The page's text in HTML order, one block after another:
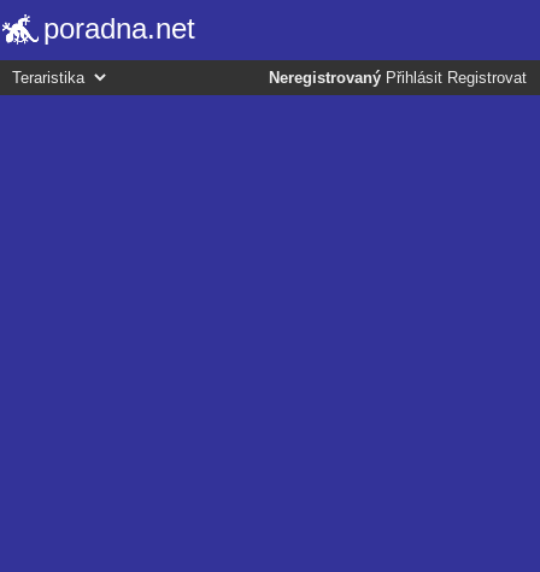
poradna.net
Neregistrovaný Přihlásit Registrovat